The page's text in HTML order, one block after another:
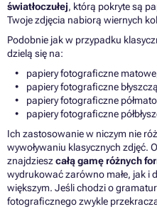
światłoczułej, którą pokryte są
Twoje zdjęcia nabiorą wiernych
Podobnie jak w przypadku
dzielą się na:
papiery fotograficzne
papiery fotograficzne
papiery fotograficzne
papiery fotograficzne
Ich zastosowanie w niczym nie
wywoływaniu klasycznych zdjęć.
znajdzieszcałą gamę różnych
wydrukować zarówno małe, jak i
większym. Jeśli chodzi o
fotograficznego zwykle